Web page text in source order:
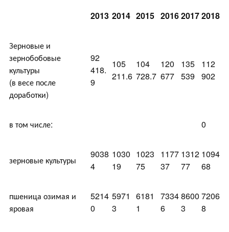
2013 2014 2015 201620172018
Зерновые и
зернобобовые
культуры
(в весе после
доработки)
92
418.
9
105
211.6
104
728.7
120
677
135
539
112
902
в том числе: 0
зерновые культуры
9038
4
1030
19
1023
75
1177
37
1312
77
1094
68
пшеница озимая и
яровая
5214
0
5971
3
6181
1
7334
6
8600
3
7206
8